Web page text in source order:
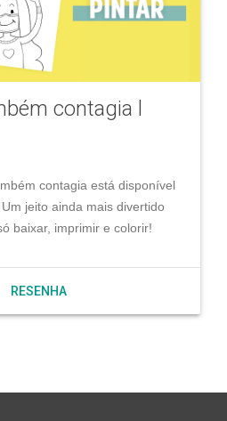
contagia l
contagia está disponível
jeito ainda mais divertido
baixar, imprimir e colorir!
RESENHA